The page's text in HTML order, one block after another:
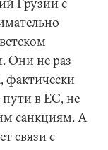
Они не раз
фактически
в ЕС, не
санкциям. А
связи с